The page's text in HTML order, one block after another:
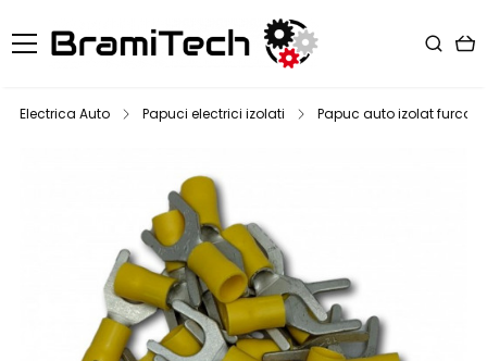
Electrica Auto Papuci electrici izolati Papuc auto izolat furca